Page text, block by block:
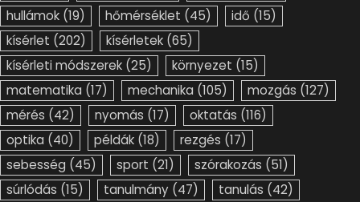
hullámok (19) hőmérséklet (45) idő (15)
kísérlet (202) kísérletek (65)
kísérleti módszerek (25) környezet (15)
matematika (17) mechanika (105) mozgás (127)
mérés (42) nyomás (17) oktatás (116)
optika (40) példák (18) rezgés (17)
sebesség (45) sport (21) szórakozás (51)
súrlódás (15) tanulmány (47) tanulás (42)